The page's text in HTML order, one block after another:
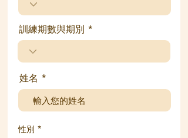
訓練期數與期別
姓名
性別 *